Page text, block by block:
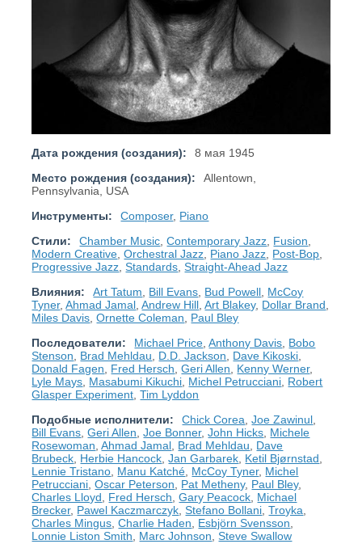
Дата рождения (создания):
8 мая 1945
Место рождения (создания):
Allentown,
Pennsylvania, USA
Инструменты:
Composer, Piano
Стили:
Chamber Music ,Contemporary Jazz Fusion
Modern Creative ,Orchestral Jazz Piano Jazz Post-Bop
Progressive Jazz ,Standards ,Straight-Ahead Jazz
Влияния:
Art Tatum Bill Evans Bud Powell McCoy
Tyner,Ahmad Jamal ,Andrew Hill ,Art Blakey, Dollar Brand
Miles Davis ,Ornette Coleman
Paul Bley
Последователи:
Michael Price ,Anthony Davis Bobo
Stenson
Brad Mehldau D.D. Jackson Dave Kikoski
Donald Fagen
Fred Hersch ,Geri Allen Kenny Werner,
Lyle Mays Masabumi Kikuchi Michel Petrucciani Robert
Glasper Experiment ,Tim Lyddon
Подобные исполнители:
Chick Corea ,Joe Zawinul
Bill Evans ,Geri Allen ,Joe Bonner,John Hicks Michele
Rosewoman ,Ahmad Jamal Brad Mehldau
Dave
Brubeck Herbie Hancock ,Jan Garbarek Ketil Bjørnstad
Lennie Tristano Manu Katché McCoy Tyner, Michel
Petrucciani ,Oscar Peterson Pat Metheny, Paul Bley,
Charles Lloyd
Fred Hersch ,Gary Peacock Michael
Brecker, Pawel Kaczmarczyk ,Stefano Bollani ,Troyka
Charles Mingus ,Charlie Haden Esbjörn Svensson
Lonnie Liston Smith
Marc Johnson ,Steve Swallow